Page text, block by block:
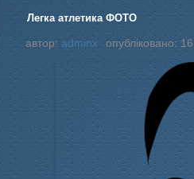
Легка атлетика ФОТО
автор: adminx опубліковано: